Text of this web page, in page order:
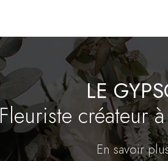
LE
Fleuriste créateur
En savoir